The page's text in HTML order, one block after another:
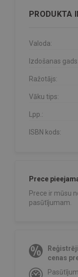
PRODUKTA
Valoda:
Izdošanas gads:
Ražotājs:
Vāku tips:
Lpp.:
ISBN kods:
Prece
Prece ir mūsu
pasūtījumam.
cenas